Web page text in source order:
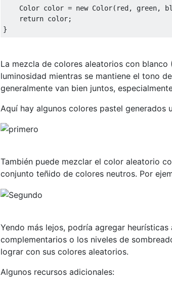
Color color = new Color(red, green,
    return color;
La mezcla de colores aleatorios con
luminosidad mientras se mantiene el tono
generalmente van bien juntos,
Aquí hay algunos colores pastel generados
También puede mezclar el color aleatorio
conjunto teñido de colores neutros. Por
Yendo más lejos, podría agregar
complementarios o los niveles de
lograr con sus colores aleatorios.
Algunos recursos adicionales: